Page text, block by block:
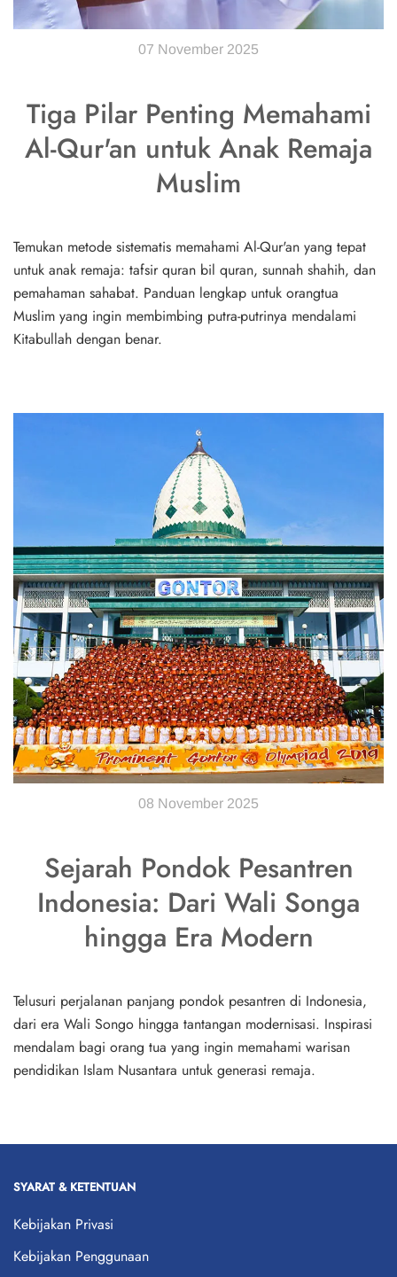
07 November 2025
Tiga Pilar Penting Memahami
Al-Qur'an untuk Anak Remaja
Muslim
Temukan metode sistematis memahami Al-Qur'an yang tepat
untuk anak remaja: tafsir quran bil quran, sunnah shahih, dan
pemahaman sahabat. Panduan lengkap untuk orangtua
Muslim yang ingin membimbing putra-putrinya mendalami
Kitabullah dengan benar.
08 November 2025
Sejarah Pondok Pesantren
Indonesia: Dari Wali Songa
hingga Era Modern
Telusuri perjalanan panjang pondok pesantren di Indonesia,
dari era Wali Songo hingga tantangan modernisasi. Inspirasi
mendalam bagi orang tua yang ingin memahami warisan
pendidikan Islam Nusantara untuk generasi remaja.
SYARAT & KETENTUAN
Kebijakan Privasi
Kebijakan Penggunaan